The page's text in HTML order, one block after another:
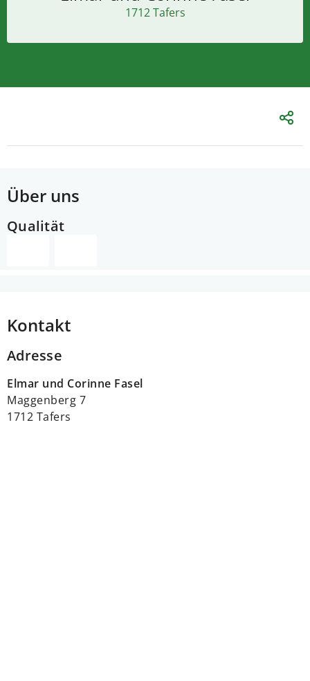
1712 Tafers
Über uns
Qualität
Kontakt
Adresse
Elmar und Corinne Fasel
Maggenberg 7
1712 Tafers